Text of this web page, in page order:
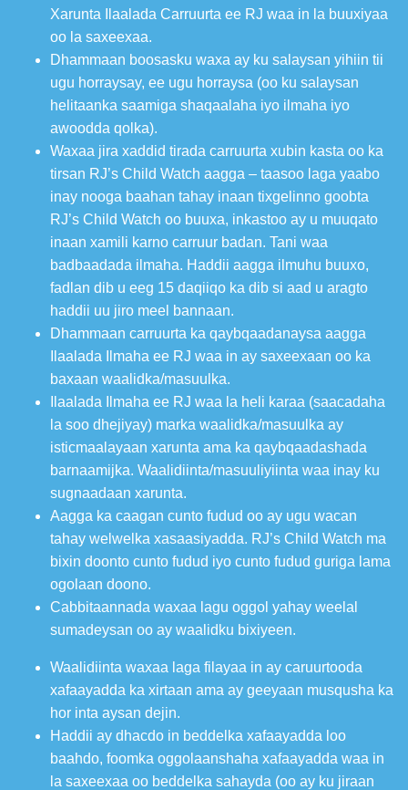
Xarunta Ilaalada Carruurta ee RJ waa in la buuxiyaa
oo la saxeexaa.
Dhammaan boosasku waxa ay ku salaysan yihiin tii
ugu horraysay, ee ugu horraysa (oo ku salaysan
helitaanka saamiga shaqaalaha iyo ilmaha iyo
awoodda qolka).
Waxaa jira xaddid tirada carruurta xubin kasta oo ka
tirsan RJ’s Child Watch aagga – taasoo laga yaabo
inay nooga baahan tahay inaan tixgelinno goobta
RJ’s Child Watch oo buuxa, inkastoo ay u muuqato
inaan xamili karno carruur badan. Tani waa
badbaadada ilmaha. Haddii aagga ilmuhu buuxo,
fadlan dib u eeg 15 daqiiqo ka dib si aad u aragto
haddii uu jiro meel bannaan.
Dhammaan carruurta ka qaybqaadanaysa aagga
Ilaalada Ilmaha ee RJ waa in ay saxeexaan oo ka
baxaan waalidka/masuulka.
Ilaalada Ilmaha ee RJ waa la heli karaa (saacadaha
la soo dhejiyay) marka waalidka/masuulka ay
isticmaalayaan xarunta ama ka qaybqaadashada
barnaamijka. Waalidiinta/masuuliyiinta waa inay ku
sugnaadaan xarunta.
Aagga ka caagan cunto fudud oo ay ugu wacan
tahay welwelka xasaasiyadda. RJ’s Child Watch ma
bixin doonto cunto fudud iyo cunto fudud guriga lama
ogolaan doono.
Cabbitaannada waxaa lagu oggol yahay weelal
sumadeysan oo ay waalidku bixiyeen.
Waalidiinta waxaa laga filayaa in ay caruurtooda
xafaayadda ka xirtaan ama ay geeyaan musqusha ka
hor inta aysan dejin.
Haddii ay dhacdo in beddelka xafaayadda loo
baahdo, foomka oggolaanshaha xafaayadda waa in
la saxeexaa oo beddelka sahayda (oo ay ku jiraan